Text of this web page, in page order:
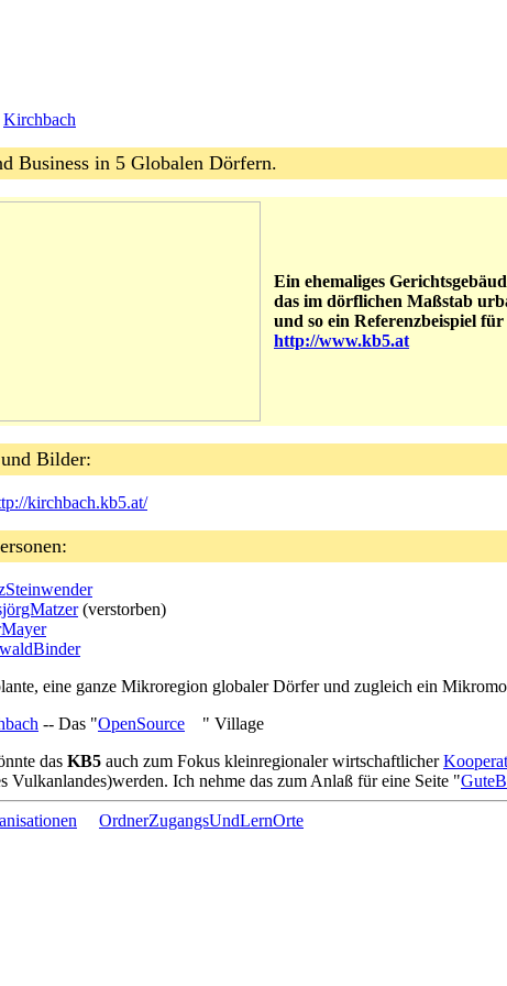
Kirchbach
Business in 5 Globalen Dörfern.
Ein ehemaliges
das im dörflichen Maßstab
und so ein Referenzbeispiel
http://www.kb5.at
Bilder:
kirchbach.kb5.at/
(verstorben)
eine ganze Mikroregion globaler Dörfer und zugleich ein
-- Das "OpenSource
" Village
das KB5 auch zum Fokus kleinregionaler wirtschaftlicher
Vulkanlandes)werden. Ich nehme das zum Anlaß für eine Seite "
OrdnerZugangsUndLernOrte